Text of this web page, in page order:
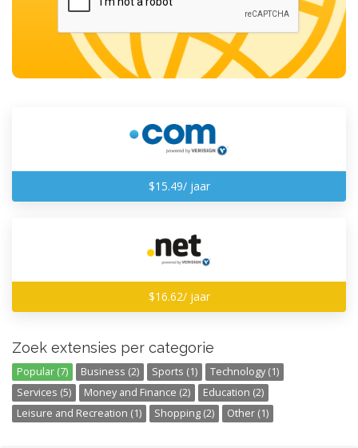
$15.49/ jaar
$16.62/ jaar
Zoek extensies per categorie
Popular (7) Business (2) Sports (1)
Technology (1)
Services (5)
Money and Finance (2)
Education (2)
Leisure and Recreation (1)
Shopping (2) Other (1)